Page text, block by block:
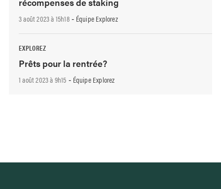
3 août 2023 à 15h18- Équipe Explorez
EXPLOREZ
Prêts pour la rentrée?
1 août 2023 à 9h15 - Équipe Explorez